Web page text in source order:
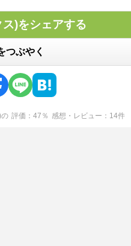
)をシェアする
つぶやく
の 評価 47 ％ 感想・レビュー 14件